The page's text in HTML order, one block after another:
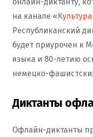
на канале «Культура
Республиканский
будет приурочен к
языка и 80-летию
немецко-
Диктанты
Офлайн-диктанты